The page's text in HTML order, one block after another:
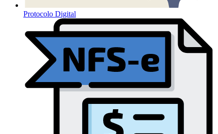
Protocolo Digital